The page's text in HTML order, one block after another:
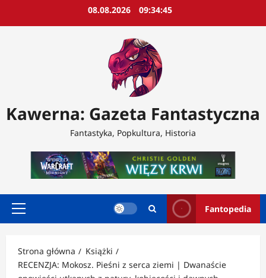
08.08.2026 09:34:47
Kawerna: Gazeta Fantastyczna
Fantastyka, Popkultura, Historia
Menu
Fantopedia
Strona główna
Książki
RECENZJA: Mokosz. Pieśni z serca ziemi | Dwanaście